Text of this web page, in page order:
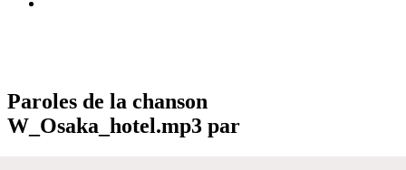
Paroles de la chanson
W_Osaka_hotel.mp3 par